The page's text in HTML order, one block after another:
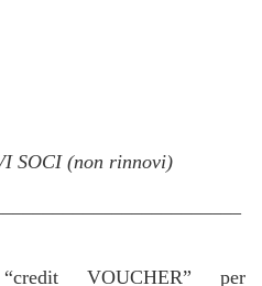
SOCI (non rinnovi)
“credit VOUCHER” per